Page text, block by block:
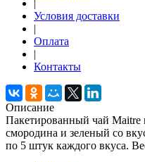
|
Условия доставки
|
Оплата
|
Контакты
Описание
Пакетированный чай Maitre
смородина и зеленый со
по 5 штук каждого вкуса.